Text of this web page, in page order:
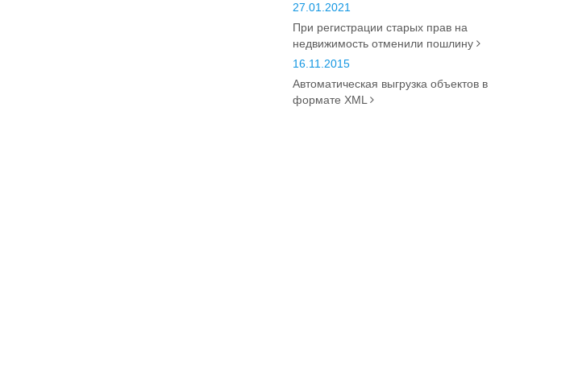
27.01.2021
При регистрации старых прав на
недвижимость отменили пошлину
16.11.2015
Автоматическая выгрузка объектов в
формате XML